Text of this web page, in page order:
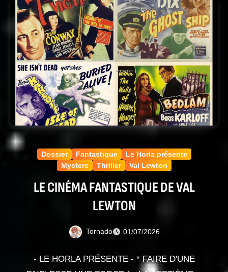
Dossier Fantastique
Le Horla présente
Mystere
Thriller Val Lewton
LE CINÉMA FANTASTIQUE DE VAL
LEWTON
Tornado 01/07/2026
- LE HORLA PRÉSENTE - * FAIRE D'UNE